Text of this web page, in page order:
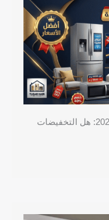
مجلة عروض المرشدي مايو ويونيو 2026: هل التخفيضات